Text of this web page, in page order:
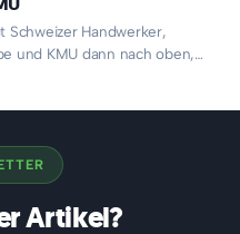
Schweizer Handwerker,
und KMU dann nach oben,
Artikel?